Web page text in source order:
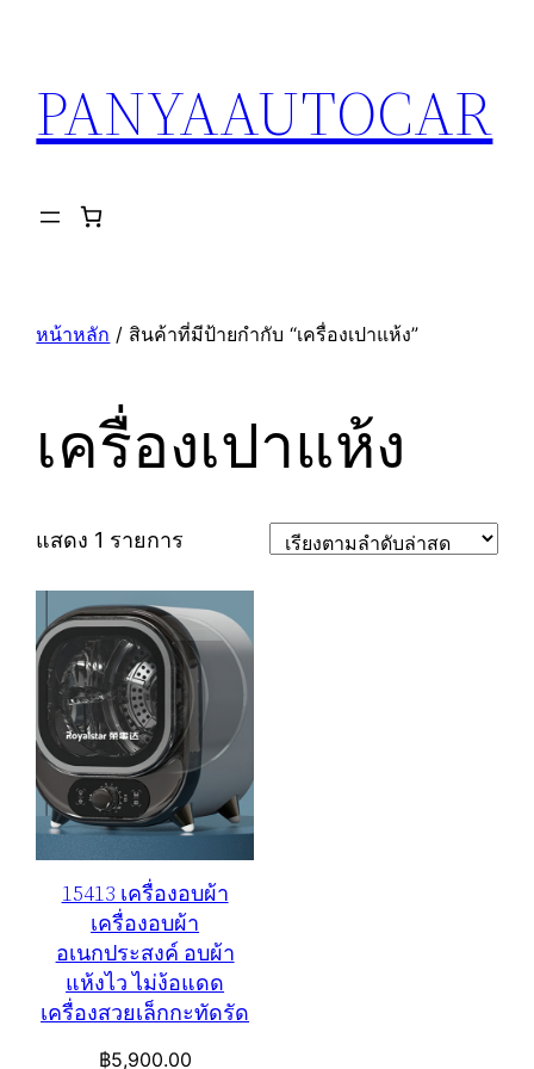
เนื้อหาPANYAAUTOCAR
หน้าหลัก / สินค้าที่มีป้ายกำกับ “เครื่องเปาแห้ง”
เครื่องเปาแห้ง
แสดง 1 รายการ
15413 เครื่องอบผ้า
เครื่องอบผ้า
อเนกประสงค์ อบผ้า
แห้งไว ไม่ง้อแดด
เครื่องสวยเล็กกะทัดรัด
฿5,900.00